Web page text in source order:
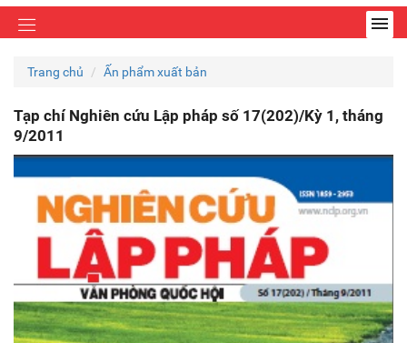
Trang chủ Ấn phẩm xuất bản
Tạp chí Nghiên cứu Lập pháp số 17(202)/Kỳ 1, tháng
9/2011